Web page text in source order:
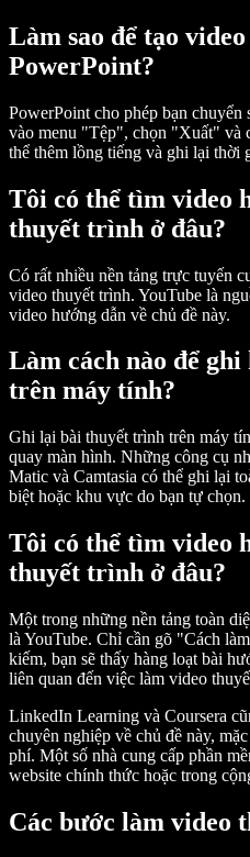
Làm sao để tạo
PowerPoint?
PowerPoint cho phép bạn
vào menu "Tệp", chọn "Xuất" và
thể thêm lồng tiếng và ghi lại thời
Tôi có thể tìm video
thuyết trình ở đâu?
Có rất nhiều nền tảng trực tuyến
video thuyết trình. YouTube là
video hướng dẫn về chủ đề này.
Làm cách nào để
trên máy tính?
Ghi lại bài thuyết trình trên máy
quay màn hình. Những công cụ
Matic và Camtasia có thể ghi lại
biệt hoặc khu vực do bạn tự chọn.
Tôi có thể tìm video
thuyết trình ở đâu?
Một trong những nền tảng toàn
là YouTube. Chỉ cần gõ "Cách
kiếm, bạn sẽ thấy hàng loạt bài
liên quan đến việc làm video
LinkedIn Learning và Coursera
chuyên nghiệp về chủ đề này,
phí. Một số nhà cung cấp phần
website chính thức hoặc trong
Các bước làm video